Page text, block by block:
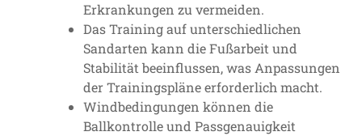
Erkrankungen zu vermeiden.
Das Training auf unterschiedlichen
Sandarten kann die Fußarbeit und
Stabilität beeinflussen, was Anpassungen
der Trainingspläne erforderlich macht.
Windbedingungen können die
Ballkontrolle und Passgenauigkeit